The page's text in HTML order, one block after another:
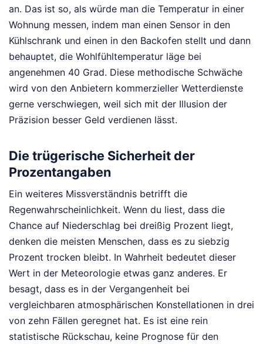
an. Das ist so, als würde man die Temperatur in einer
Wohnung messen, indem man einen Sensor in den
Kühlschrank und einen in den Backofen stellt und dann
behauptet, die Wohlfühltemperatur läge bei
angenehmen 40 Grad. Diese methodische Schwäche
wird von den Anbietern kommerzieller Wetterdienste
gerne verschwiegen, weil sich mit der Illusion der
Präzision besser Geld verdienen lässt.
Die trügerische Sicherheit der
Prozentangaben
Ein weiteres Missverständnis betrifft die
Regenwahrscheinlichkeit. Wenn du liest, dass die
Chance auf Niederschlag bei dreißig Prozent liegt,
denken die meisten Menschen, dass es zu siebzig
Prozent trocken bleibt. In Wahrheit bedeutet dieser
Wert in der Meteorologie etwas ganz anderes. Er
besagt, dass es in der Vergangenheit bei
vergleichbaren atmosphärischen Konstellationen in drei
von zehn Fällen geregnet hat. Es ist eine rein
statistische Rückschau, keine Prognose für den